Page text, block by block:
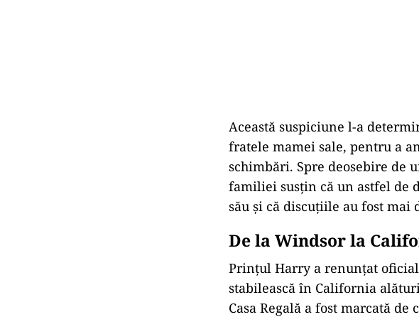
Această suspiciune l-a
fratele mamei sale, pentru a
schimbări. Spre deosebire de
familiei susțin că un astfel de
său și că discuțiile au fost mai
De la Windsor la
Prințul Harry a renunțat
stabilească în California
Casa Regală a fost marcată